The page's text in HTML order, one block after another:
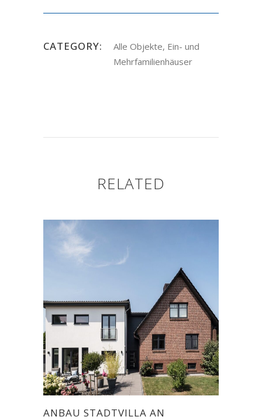
CATEGORY:
Alle Objekte, Ein- und
Mehrfamilienhäuser
RELATED
ANBAU STADTVILLA AN